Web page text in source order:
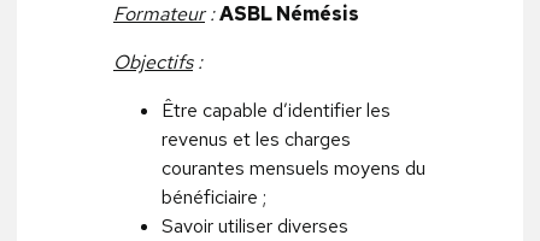
Formateur:ASBL Némésis
Objectifs:
Être capable d’identifier les
revenus et les charges
courantes mensuels moyens du
bénéficiaire ;
Savoir utiliser diverses